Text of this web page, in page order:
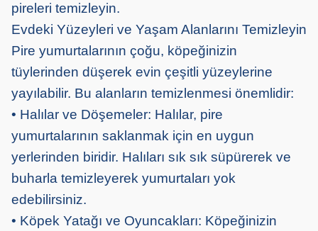
pireleri temizleyin.
Evdeki Yüzeyleri ve Yaşam Alanlarını Temizleyin
Pire yumurtalarının çoğu, köpeğinizin
tüylerinden düşerek evin çeşitli yüzeylerine
yayılabilir. Bu alanların temizlenmesi önemlidir:
• Halılar ve Döşemeler: Halılar, pire
yumurtalarının saklanmak için en uygun
yerlerinden biridir. Halıları sık sık süpürerek ve
buharla temizleyerek yumurtaları yok
edebilirsiniz.
• Köpek Yatağı ve Oyuncakları: Köpeğinizin